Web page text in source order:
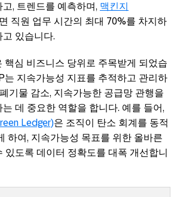
, 트렌드를 예측하며, 맥킨지
직원 업무 시간의 최대 70%를 차지하
있습니다.
핵심 비즈니스 당위로 주목받게 되었습
는 지속가능성 지표를 추적하고 관리하
기물 감소, 지속가능한 공급망 관행을
데 중요한 역할을 합니다. 예를 들어,
Ledger)은 조직이 탄소 회계를 동적
하여, 지속가능성 목표를 위한 올바른
있도록 데이터 정확도를 대폭 개선합니